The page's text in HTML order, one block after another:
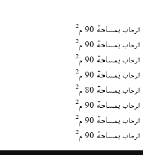
الرحاب بمساحة 90 م 2
الرحاب بمساحة 90 م 2
الرحاب بمساحة 90 م 2
الرحاب بمساحة 90 م 2
الرحاب بمساحة 80 م 2
الرحاب بمساحة 90 م 2
الرحاب بمساحة 90 م 2
الرحاب بمساحة 90 م 2